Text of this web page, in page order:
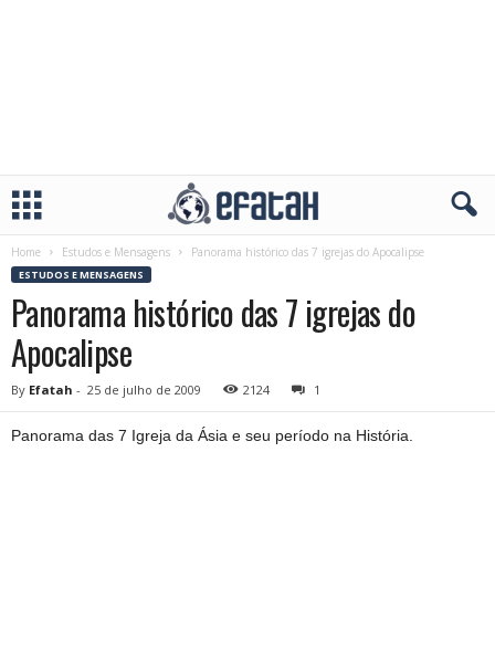
Home Estudos e Mensagens Panorama histórico das 7 igrejas do Apocalipse
ESTUDOS E MENSAGENS
Panorama histórico das 7 igrejas do
Apocalipse
By Efatah - 25 de julho de 2009 2124 1
Panorama das 7 Igreja da Ásia e seu período na História.